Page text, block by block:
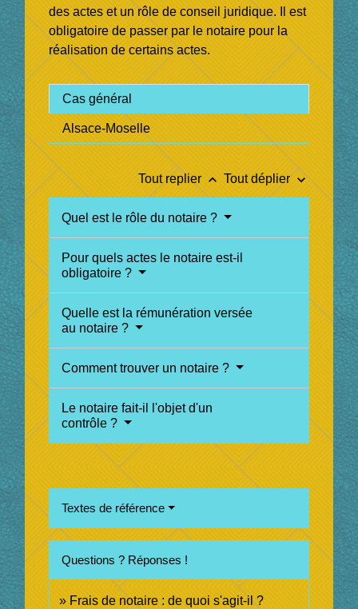
des actes et un rôle de conseil juridique. Il est
obligatoire de passer par le notaire pour la
réalisation de certains actes.
Cas général
Alsace-Moselle
Tout replierkeyboard_arrow_up Tout déplierkeyboard_arrow_down
Quel est le rôle du notaire ?
Pour quels actes le notaire est-il
obligatoire ?
Quelle est la rémunération versée
au notaire ?
Comment trouver un notaire ?
Le notaire fait-il l'objet d'un
contrôle ?
Textes de référence
Questions ? Réponses !
Frais de notaire : de quoi s'agit-il ?